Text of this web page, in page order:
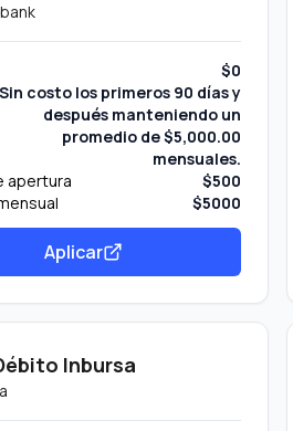
$0
Sin costo los primeros 90 días y
después manteniendo un
promedio de $5,000.00
mensuales.
apertura
$500
$5000
Aplicar
Inbursa